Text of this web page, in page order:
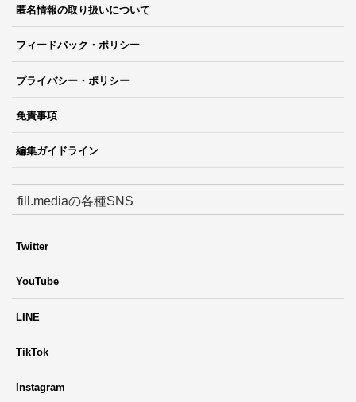
匿名情報の取り扱いについて
フィードバック・ポリシー
プライバシー・ポリシー
免責事項
編集ガイドライン
fill.mediaの各種SNS
Twitter
YouTube
LINE
TikTok
Instagram